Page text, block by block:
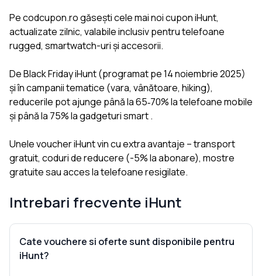
Pe codcupon.ro găsești cele mai noi cupon iHunt,
actualizate zilnic, valabile inclusiv pentru telefoane
rugged, smartwatch-uri și accesorii.
De Black Friday iHunt (programat pe 14 noiembrie 2025)
și în campanii tematice (vara, vânătoare, hiking),
reducerile pot ajunge până la 65‑70% la telefoane mobile
și până la 75% la gadgeturi smart .
Unele voucher iHunt vin cu extra avantaje – transport
gratuit, coduri de reducere (-5% la abonare), mostre
gratuite sau acces la telefoane resigilate.
Intrebari frecvente iHunt
Cate vouchere si oferte sunt disponibile pentru
iHunt?